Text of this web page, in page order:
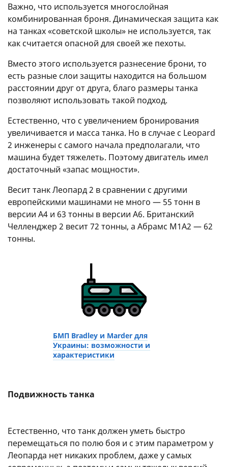
Важно, что используется многослойная
комбинированная броня. Динамическая защита как
на танках «советской школы» не используется, так
как считается опасной для своей же пехоты.
Вместо этого используется разнесение брони, то
есть разные слои защиты находится на большом
расстоянии друг от друга, благо размеры танка
позволяют использовать такой подход.
Естественно, что с увеличением бронирования
увеличивается и масса танка. Но в случае с Leopard
2 инженеры с самого начала предполагали, что
машина будет тяжелеть. Поэтому двигатель имел
достаточный «запас мощности».
Весит танк Леопард 2 в сравнении с другими
европейскими машинами не много — 55 тонн в
версии А4 и 63 тонны в версии А6. Британский
Челленджер 2 весит 72 тонны, а Абрамс М1А2 — 62
тонны.
БМП Bradley и Marder для
Украины: возможности и
характеристики
Подвижность танка
Естественно, что танк должен уметь быстро
перемещаться по полю боя и с этим параметром у
Леопарда нет никаких проблем, даже у самых